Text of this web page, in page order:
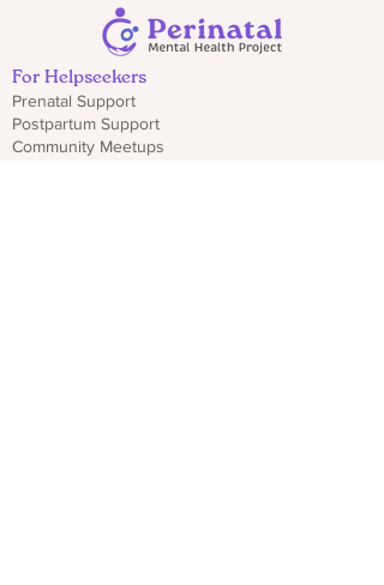
For Helpseekers
Prenatal Support
Postpartum Support
Community Meetups